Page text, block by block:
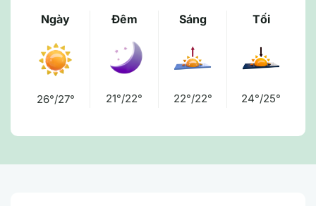
Ngày
26°/27°
Đêm
21°/22°
Sáng
22°/22°
Tối
24°/25°